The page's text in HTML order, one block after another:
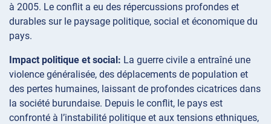
à 2005. Le conflit a eu des répercussions profondes et
durables sur le paysage politique, social et économique du
pays.
Impact politique et social: La guerre civile a entraîné une
violence généralisée, des déplacements de population et
des pertes humaines, laissant de profondes cicatrices dans
la société burundaise. Depuis le conflit, le pays est
confronté à l’instabilité politique et aux tensions ethniques,